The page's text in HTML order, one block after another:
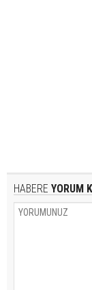
HABERE YORUM